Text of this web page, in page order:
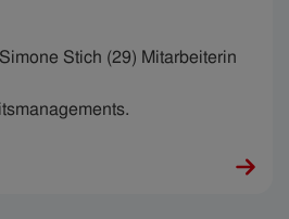
Stich (29) Mitarbeiterin